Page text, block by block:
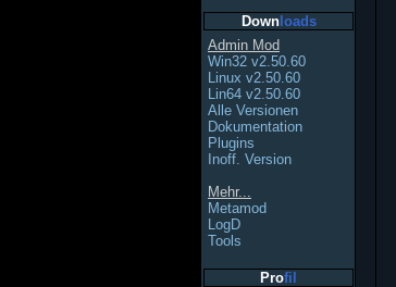
Downloads
Admin Mod
Win32 v2.50.60
Linux v2.50.60
Lin64 v2.50.60
Alle Versionen
Dokumentation
Plugins
Inoff. Version
Mehr...
Metamod
LogD
Tools
Profil